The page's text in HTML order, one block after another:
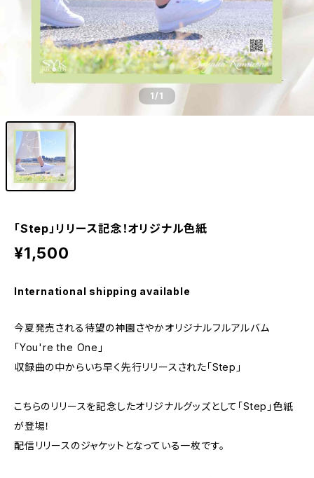
1/1
「Step」リリース記念！オリジナル色紙
¥1,500
International shipping available
今夏発売される待望の神園さやかオリジナルフルアルバム
「You're the One」
収録曲の中からいち早く先行リリースされた「Step」
こちらのリリースを記念したオリジナルグッズとして「Step」色紙
が登場！
配信リリースのジャケットとなっている一枚です。